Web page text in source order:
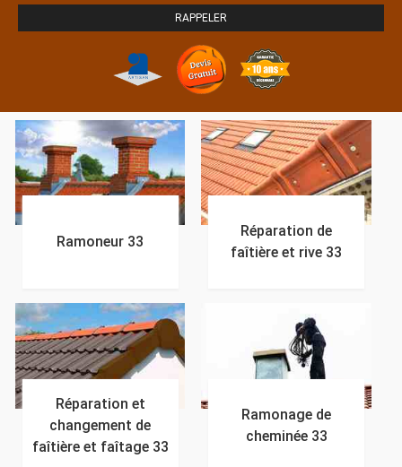
Ramoneur 33
Réparation de
faîtière et rive 33
Réparation et
changement de
faîtière et faîtage 33
Ramonage de
cheminée 33